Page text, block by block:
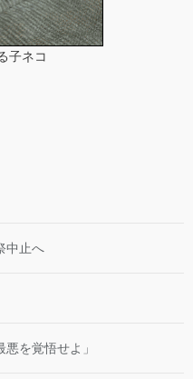
子ネコ
中止へ
を覚悟せよ」